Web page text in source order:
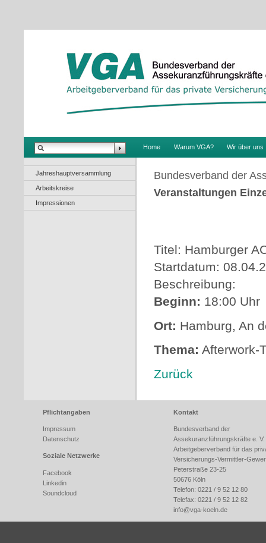
Home Warum VGA? Wir über uns
Jahreshauptversammlung
Arbeitskreise
Impressionen
Bundesverband der
Veranstaltungen
Titel: Hamburger
Startdatum:
Beschreibung:
Beginn: 18:00 Uhr
Ort: Hamburg, An
Thema: Afterwork-
Zurück
Pflichtangaben
Impressum
Datenschutz
Soziale Netzwerke
Facebook
Linkedin
Soundcloud
Kontakt
Bundesverband der
Assekuranzführungskräfte e. V.
Arbeitgeberverband für das
Versicherungs-Vermittler-
Peterstraße 23-25
50676 Köln
Telefon: 0221 / 9 52 12 80
Telefax: 0221 / 9 52 12 82
info@vga-koeln.de